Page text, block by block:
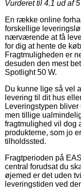
Vurderet til 4.1 ud af
En række online
forskellige
nærværende at få
for dig at hente de
Fragtmuligheden er
desuden den mest
Spotlight 50 W.
Du kunne lige så vel
levering til dit hus
Leveringstypen
men tillige
fragtmulighed vil dog
produkterne, som jo
tilholdssted.
Fragtperioden på
central forudsat du
øjemed er det uden
leveringstiden ved